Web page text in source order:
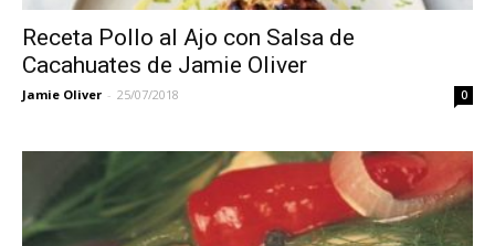
Receta Pollo al Ajo con Salsa de
Cacahuates de Jamie Oliver
Jamie Oliver - 25/07/2018 0